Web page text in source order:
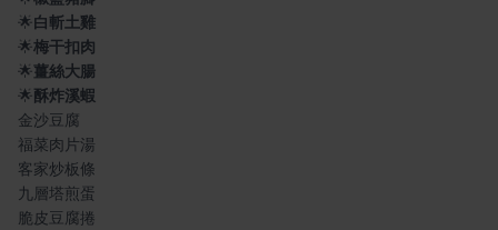
🌟白斬土雞
🌟梅干扣肉
🌟薑絲大腸
🌟酥炸溪蝦
金沙豆腐
福菜肉片湯
客家炒板條
九層塔煎蛋
脆皮豆腐捲